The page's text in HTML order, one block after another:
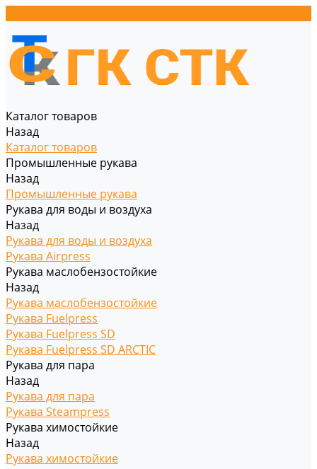
Каталог товаров
Назад
Каталог товаров
Промышленные рукава
Назад
Промышленные рукава
Рукава для воды и воздуха
Назад
Рукава для воды и воздуха
Рукава Airpress
Рукава маслобензостойкие
Назад
Рукава маслобензостойкие
Рукава Fuelpress
Рукава Fuelpress SD
Рукава Fuelpress SD ARCTIC
Рукава для пара
Назад
Рукава для пара
Рукава Steampress
Рукава химостойкие
Назад
Рукава химостойкие